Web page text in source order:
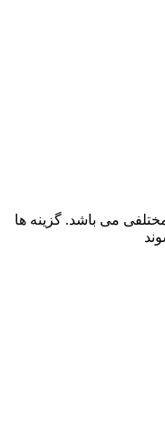
می باشد. گزینه ها